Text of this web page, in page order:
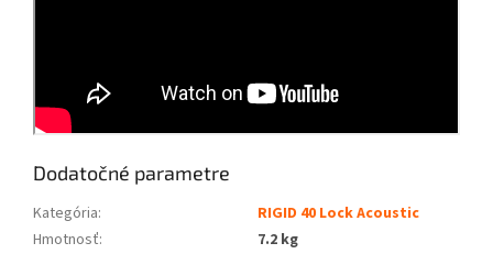
Dodatočné parametre
Kategória:
RIGID 40 Lock Acoustic
Hmotnosť:
7.2 kg